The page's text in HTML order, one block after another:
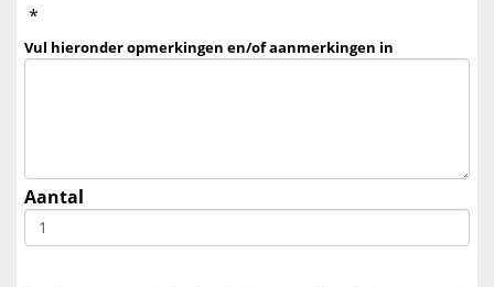
*
Vul hieronder opmerkingen en/of aanmerkingen in
Aantal